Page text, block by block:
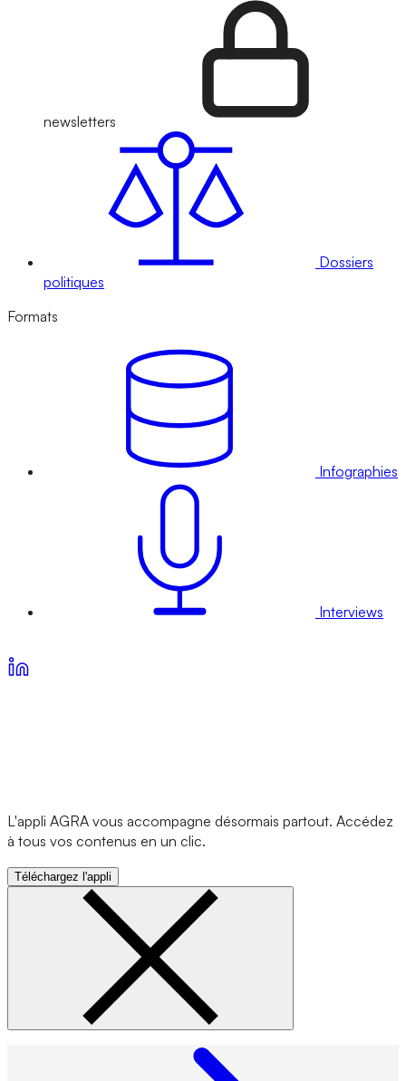
newsletters
Dossiers
politiques
Formats
Infographies
Interviews
L'appli AGRA vous accompagne désormais partout. Accédez
à tous vos contenus en un clic.
Téléchargez l'appli